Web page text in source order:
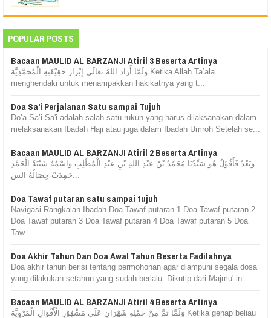
POPULAR POSTS
Bacaan MAULID AL BARZANJI Atiril 3 Beserta Artinya
وَلَمَّا أَرَادَ اللهُ تَعَالَى إِبْرَازَ حَقِيْقَتِهِ الْمُحَمَّدِيَّة Ketika Allah Ta‘ala
menghendaki untuk menampakkan hakikatnya yang t...
Doa Sa'i Perjalanan Satu sampai Tujuh
Do’a Sa’i Sa'i adalah salah satu rukun yang harus dilaksanakan dalam
melaksanakan Ibadah Haji atau juga dalam Ibadah Umroh Setelah se...
Bacaan MAULID AL BARZANJI Atiril 2 Beserta Artinya
وَبَعْدُ فَأَقُوْلُ هُوَ سَيِّدُنَا مُحَمَّدُ بْنُ عَبْدِ اللهِ بْنِ عَبْدِ الْمُطَّلِبِ وَاسْمُهُ شَيْبَةُ الْحَمْدِ
Doa Tawaf putaran satu sampai tujuh
Navigasi Rangkaian Ibadah Doa Tawaf putaran 1 Doa Tawaf putaran 2
Doa Tawaf putaran 3 Doa Tawaf putaran 4 Doa Tawaf putaran 5 Doa
Taw...
Doa Akhir Tahun Dan Doa Awal Tahun Beserta Fadilahnya
Doa akhir tahun berisi tentang permohonan agar diampuni segala dosa
yang dilakukan setahun yang sudah berlalu. Dikutip dari Majmu' in...
Bacaan MAULID AL BARZANJI Atiril 4 Beserta Artinya
وَلَمَّا تَمَّ مِنْ حَمْلِهِ شَهْرَانِ عَلَى مَشْهُوْرِ الْأَقْوَالِ الْمَرْوِيَّة Ketika genap beliau